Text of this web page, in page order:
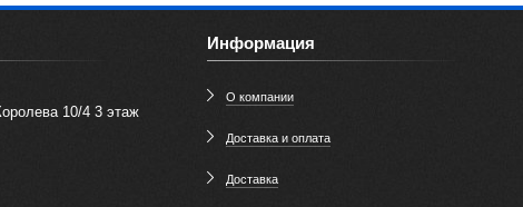
10/4 3 этаж
Информация
О компании
Доставка и оплата
Доставка